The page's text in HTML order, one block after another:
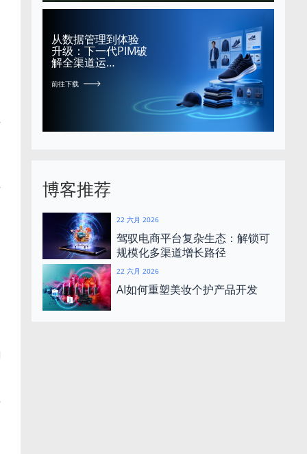
从数据管理到体验
升级：下一代PIM破
解全渠道运…
前往下载
博客推荐
22 六月 2026
驾驭电商平台复杂生态：解锁可
规模化多渠道增长路径
22 六月 2026
AI如何重塑美妆个护产品开发